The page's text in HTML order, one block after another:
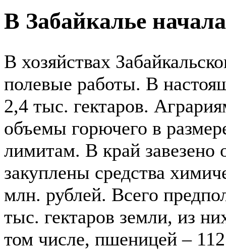
В Забайкалье
В хозяйствах
полевые работы. В
2,4 тыс. гектаров.
объемы горючего в
лимитам. В край завезено
закуплены средства
млн. рублей. Всего
тыс. гектаров земли, из
том числе, пшеницей –